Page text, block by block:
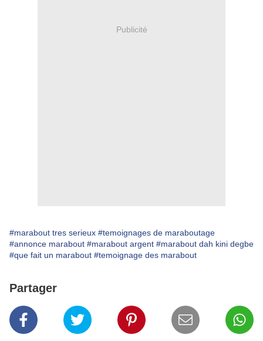
Publicité
#marabout tres serieux #temoignages de maraboutage
#annonce marabout #marabout argent #marabout dah kini degbe
#que fait un marabout #temoignage des marabout
Partager